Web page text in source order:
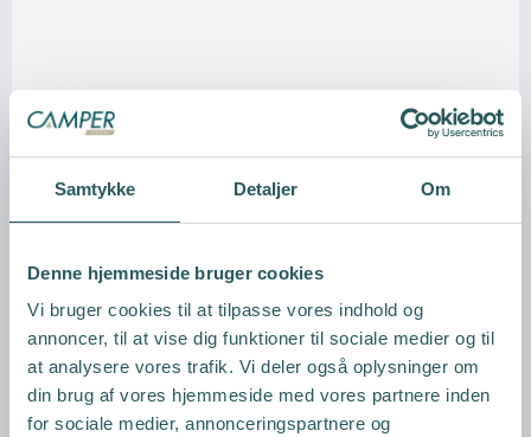
Samtykke Detaljer Om
Denne hjemmeside bruger cookies
Vi bruger cookies til at tilpasse vores indhold og
annoncer, til at vise dig funktioner til sociale medier og til
at analysere vores trafik. Vi deler også oplysninger om
din brug af vores hjemmeside med vores partnere inden
for sociale medier, annonceringspartnere og